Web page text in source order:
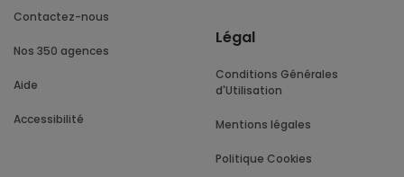
Contactez-nous
Nos 350 agences
Aide
Accessibilité
Légal
Conditions Générales
d'Utilisation
Mentions légales
Politique Cookies